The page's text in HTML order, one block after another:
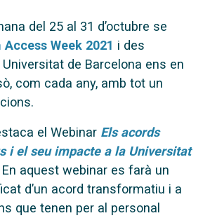
del 25 al 31 d’octubre se
Access Week 2021 i des
Universitat de Barcelona ens en
com cada any, amb tot un
el Webinar Els acords
i el seu impacte a la Universitat
En aquest webinar es farà un
d’un acord transformatiu i a
que tenen per al personal